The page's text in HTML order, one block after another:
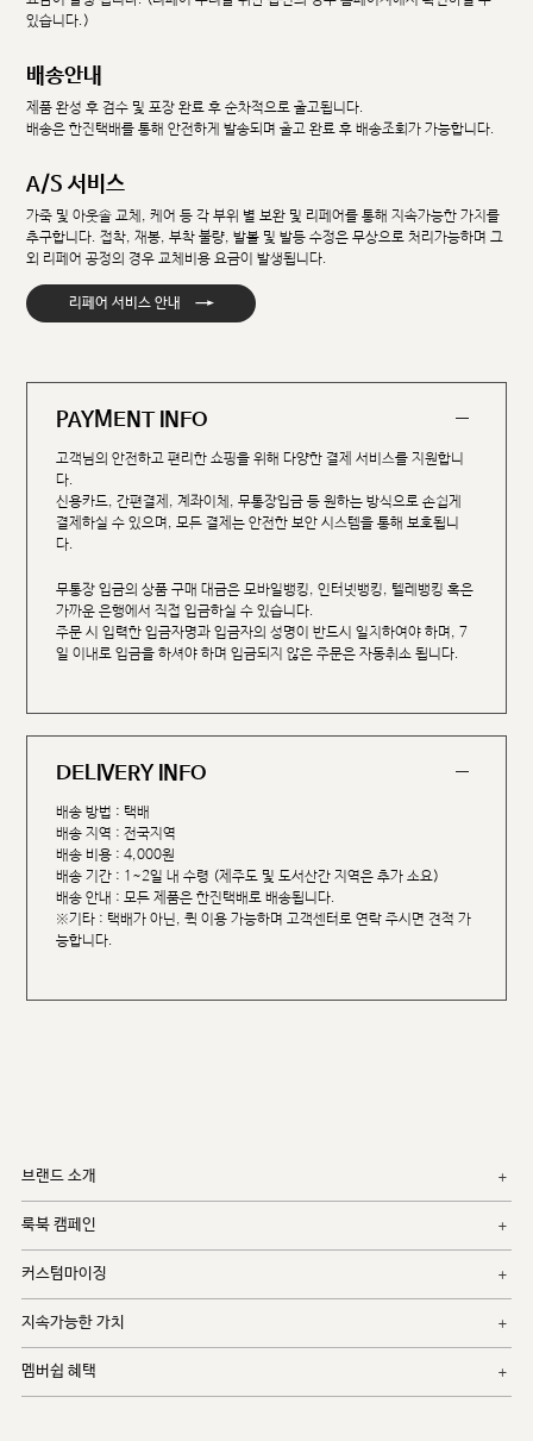
있습니다.)
배송안내
제품 완성 후 검수 및 포장 완료 후 순차적으로 출고됩니다.
배송은 한진택배를 통해 안전하게 발송되며 출고 완료 후 배송조회가 가능합니다.
A/S 서비스
가죽 및 아웃솔 교체, 케어 등 각 부위 별 보완 및 리페어를 통해 지속가능한 가치를
추구합니다. 접착, 재봉, 부착 불량, 발볼 및 발등 수정은 무상으로 처리가능하며 그
외 리페어 공정의 경우 교체비용 요금이 발생됩니다.
리페어 서비스 안내 →
PAYMENT INFO
고객님의 안전하고 편리한 쇼핑을 위해 다양한 결제 서비스를 지원합니
다.
신용카드, 간편결제, 계좌이체, 무통장입금 등 원하는 방식으로 손쉽게
결제하실 수 있으며, 모든 결제는 안전한 보안 시스템을 통해 보호됩니
다.
무통장 입금의 상품 구매 대금은 모바일뱅킹, 인터넷뱅킹, 텔레뱅킹 혹은
가까운 은행에서 직접 입금하실 수 있습니다.
주문 시 입력한 입금자명과 입금자의 성명이 반드시 일치하여야 하며, 7
일 이내로 입금을 하셔야 하며 입금되지 않은 주문은 자동취소 됩니다.
DELIVERY INFO
배송 방법 : 택배
배송 지역 : 전국지역
배송 비용 : 4,000원
배송 기간 : 1~2일 내 수령 (제주도 및 도서산간 지역은 추가 소요)
배송 안내 : 모든 제품은 한진택배로 배송됩니다.
※기타 : 택배가 아닌, 퀵 이용 가능하며 고객센터로 연락 주시면 견적 가
능합니다.
브랜드 소개
룩북 캠페인
커스텀마이징
지속가능한 가치
멤버쉽 혜택